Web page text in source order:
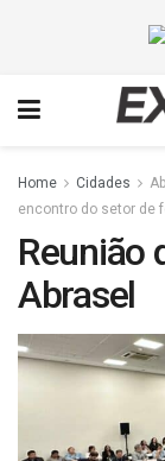
Home Cidades
encontro do setor de
Reunião
Abrasel